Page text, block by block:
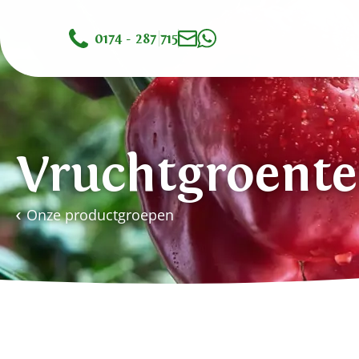
0174 - 287 715
Onze productgroepen